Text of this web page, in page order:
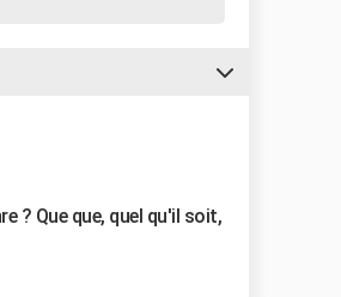
? Que que, quel qu'il soit,